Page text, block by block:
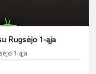
Rugsėjo 1-ąja
1-ąja